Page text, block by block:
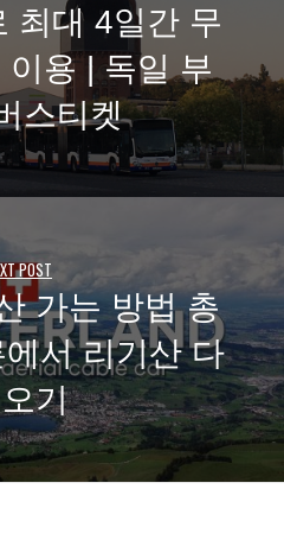
최대 4일간 무
용 | 독일 부
스티켓
POST
가는 방법 총
서 리기산 다
기